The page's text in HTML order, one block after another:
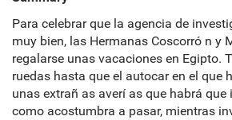
Para celebrar que la agencia de
muy bien, las Hermanas Coscorró n y
regalarse unas vacaciones en Egipto.
ruedas hasta que el autocar en el que
unas extrañ as averí as que habrá que
como acostumbra a pasar, mientras